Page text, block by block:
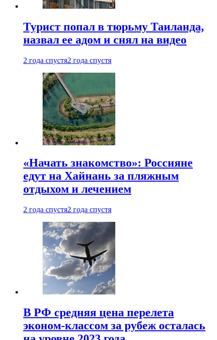
Турист попал в тюрьму Таиланда,
назвал ее адом и снял на видео
2 года спустя2 года спустя
«Начать знакомство»: Россияне
едут на Хайнань за пляжным
отдыхом и лечением
2 года спустя2 года спустя
В РФ средняя цена перелета
эконом-классом за рубеж осталась